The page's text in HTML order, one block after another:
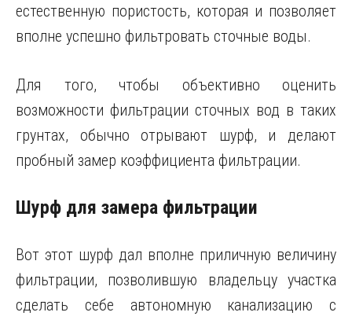
естественную пористость, которая и позволяет
вполне успешно фильтровать сточные воды.
Для того, чтобы объективно оценить
возможности фильтрации сточных вод в таких
грунтах, обычно отрывают шурф, и делают
пробный замер коэффициента фильтрации.
Шурф для замера фильтрации
Вот этот шурф дал вполне приличную величину
фильтрации, позволившую владельцу участка
сделать себе автономную канализацию с